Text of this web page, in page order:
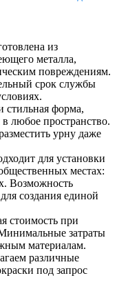
из
металла,
повреждениям.
срок службы
стильная форма,
любое пространство.
урну даже
для установки
местах:
Возможность
создания единой
стоимость при
затраты
материалам.
различные
под запрос